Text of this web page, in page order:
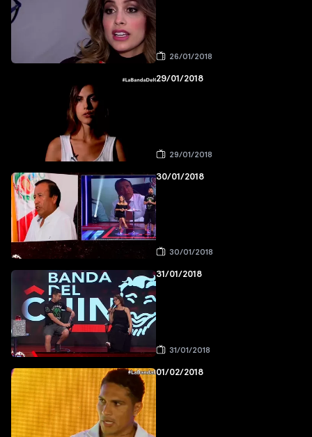
26/01/2018
29/01/2018
29/01/2018
30/01/2018
30/01/2018
31/01/2018
31/01/2018
01/02/2018